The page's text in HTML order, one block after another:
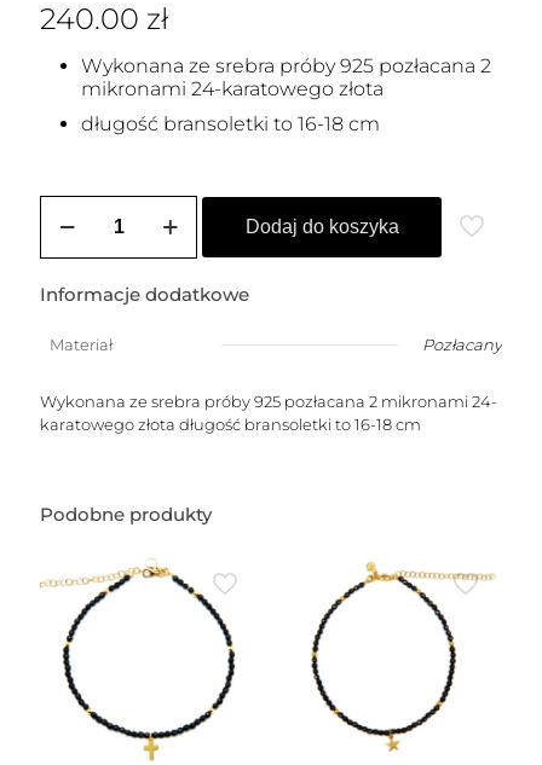
240.00 zł
Wykonana ze srebra próby 925 pozłacana 2
mikronami 24-karatowego złota
długość bransoletki to 16-18 cm
Bransoletka
i
Dodaj do koszyka
Informacje dodatkowe
Materiał Pozłacany
Wykonana ze srebra próby 925 pozłacana 2 mikronami 24-
karatowego złota długość bransoletki to 16-18 cm
Podobne produkty